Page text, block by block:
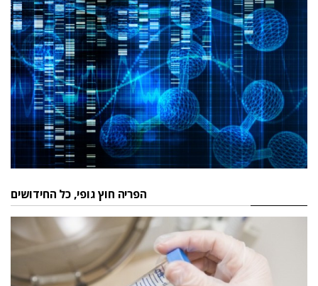
הפריה חוץ גופי, כל החידושים